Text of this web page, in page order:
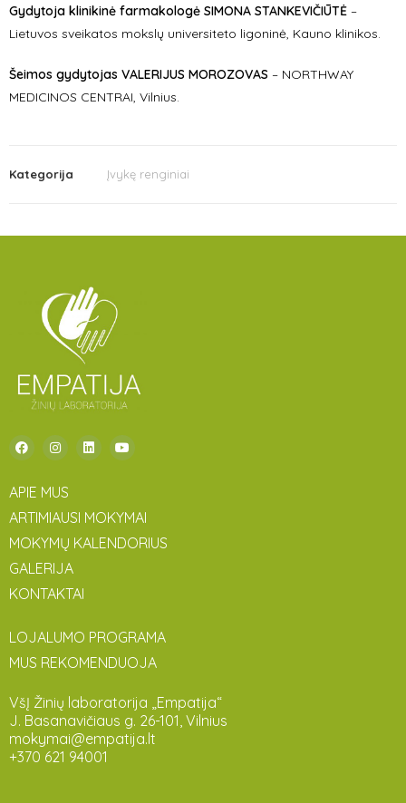
Gydytoja klinikinė farmakologė SIMONA STANKEVIČIŪTĖ –
Lietuvos sveikatos mokslų universiteto ligoninė, Kauno klinikos.
Šeimos gydytojas VALERIJUS MOROZOVAS – NORTHWAY
MEDICINOS CENTRAI, Vilnius.
Kategorija Įvykę renginiai
APIE MUS
ARTIMIAUSI MOKYMAI
MOKYMŲ KALENDORIUS
GALERIJA
KONTAKTAI
LOJALUMO PROGRAMA
MUS REKOMENDUOJA
VšĮ Žinių laboratorija „Empatija“
J. Basanavičiaus g. 26-101, Vilnius
mokymai@empatija.lt
+370 621 94001